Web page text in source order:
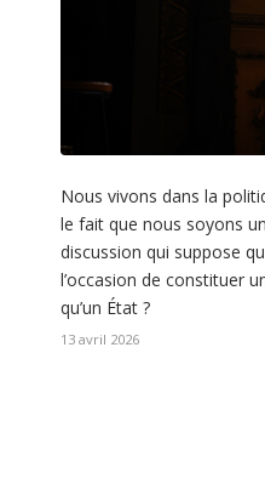
Nous vivons dans la
le fait que nous soyons
discussion qui suppose
l’occasion de constituer
qu’un État ?
13 avril 2026